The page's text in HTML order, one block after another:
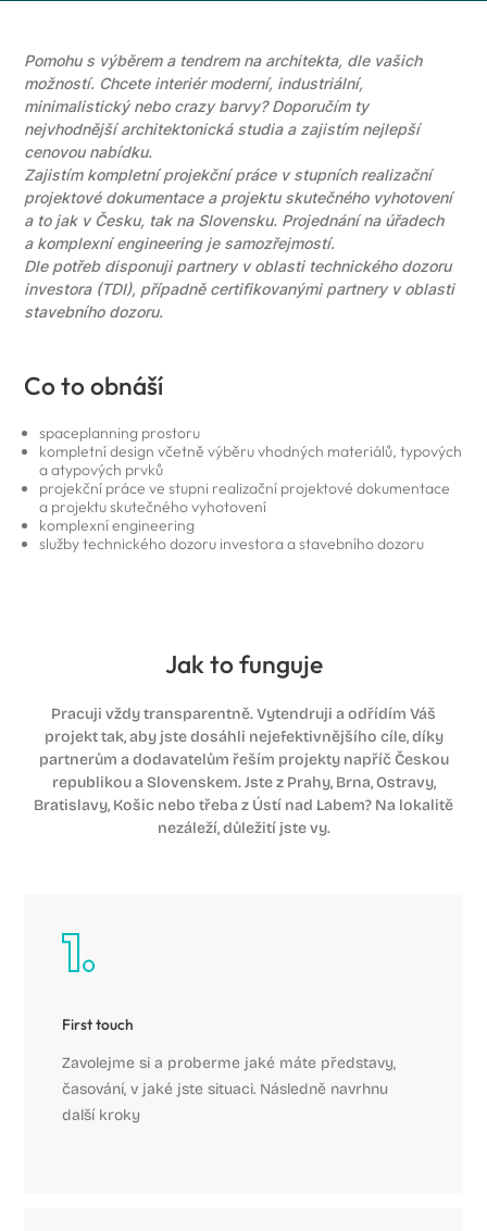
Pomohu s výběrem a tendrem na architekta, dle vašich
možností. Chcete interiér moderní, industriální,
minimalistický nebo crazy barvy? Doporučím ty
nejvhodnější architektonická studia a zajistím nejlepší
cenovou nabídku.
Zajistím kompletní projekční práce v stupních realizační
projektové dokumentace a projektu skutečného vyhotovení
a to jak v Česku, tak na Slovensku. Projednání na úřadech
a komplexní engineering je samozřejmostí.
Dle potřeb disponuji partnery v oblasti technického dozoru
investora (TDI), případně certifikovanými partnery v oblasti
stavebního dozoru.
Co to obnáší
spaceplanning prostoru
kompletní design včetně výběru vhodných materiálů, typových
a atypových prvků
projekční práce ve stupni realizační projektové dokumentace
a projektu skutečného vyhotovení
komplexní engineering
služby technického dozoru investora a stavebního dozoru
Jak to funguje
Pracuji vždy transparentně. Vytendruji a odřídím Váš
projekt tak, aby jste dosáhli nejefektivnějšího cíle, díky
partnerům a dodavatelům řeším projekty napříč Českou
republikou a Slovenskem. Jste z Prahy, Brna, Ostravy,
Bratislavy, Košic nebo třeba z Ústí nad Labem? Na lokalitě
nezáleží, důležití jste vy.
First touch
Zavolejme si a proberme jaké máte představy,
časování, v jaké jste situaci. Následně navrhnu
další kroky